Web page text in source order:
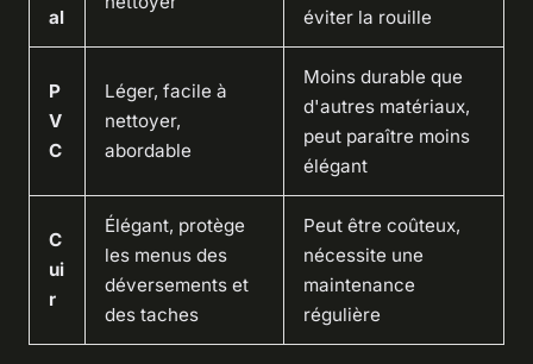
al éviter la rouille
P
V
C
Léger, facile à
nettoyer,
abordable
Moins durable que
d'autres matériaux,
peut paraître moins
élégant
C
ui
r
Élégant, protège
les menus des
déversements et
des taches
Peut être coûteux,
nécessite une
maintenance
régulière